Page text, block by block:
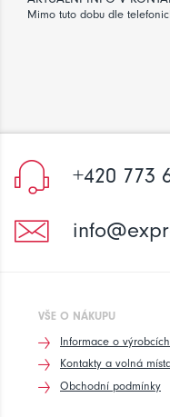
Mimo tuto dobu dle
+420 773
VŠE O NÁKUPU
Informace o výrobcích
Kontakty a volná
Obchodní podmínky